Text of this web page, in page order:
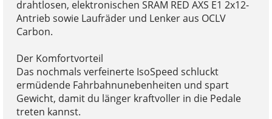
drahtlosen, elektronischen SRAM RED AXS E1 2x12-
Antrieb sowie Laufräder und Lenker aus OCLV
Carbon.
Der Komfortvorteil
Das nochmals verfeinerte IsoSpeed schluckt
ermüdende Fahrbahnunebenheiten und spart
Gewicht, damit du länger kraftvoller in die Pedale
treten kannst.